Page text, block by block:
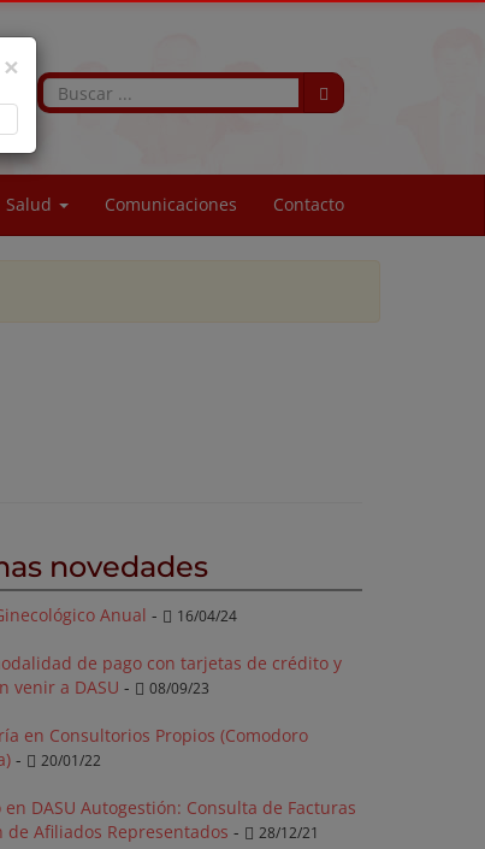
Salud Comunicaciones Contacto
novedades
Anual - 16/04/24
de pago con tarjetas de crédito y
venir a DASU - 08/09/23
en Consultorios Propios (Comodoro
- 20/01/22
en DASU Autogestión: Consulta de Facturas
de Afiliados Representados - 28/12/21
×